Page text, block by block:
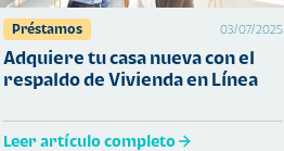
Préstamos 03/07/2025
Adquiere tu casa nueva con el
respaldo de Vivienda en Línea
Leer artículo completo